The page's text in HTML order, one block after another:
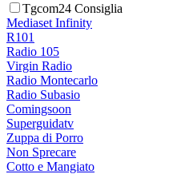
Tgcom24 Consiglia
Mediaset Infinity
R101
Radio 105
Virgin Radio
Radio Montecarlo
Radio Subasio
Comingsoon
Superguidatv
Zuppa di Porro
Non Sprecare
Cotto e Mangiato